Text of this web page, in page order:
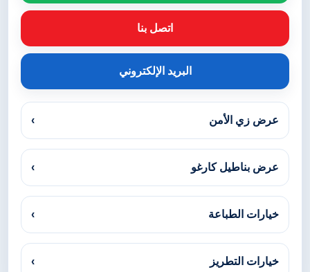
اتصل بنا
البريد الإلكتروني
عرض زي الأمن ›
عرض بناطيل كارغو ›
خيارات الطباعة ›
خيارات التطريز ›